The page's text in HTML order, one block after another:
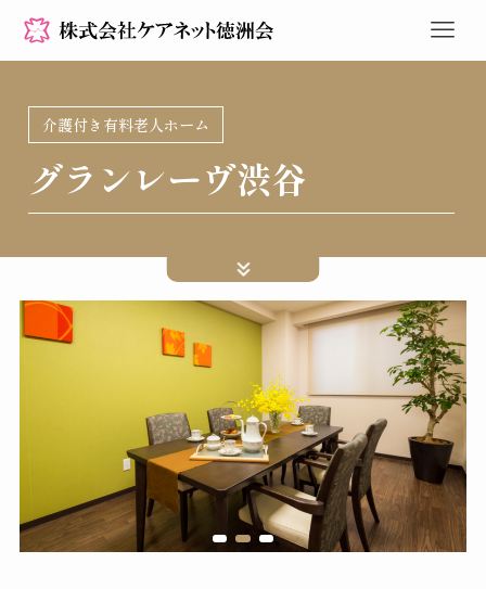
介護付き有料老人ホーム
グランレーヴ渋谷